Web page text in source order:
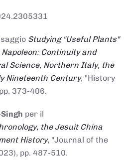
Studying "Useful Plants"
Continuity and
Science, Northern Italy, the
Nineteenth Century, "History
373-406.
per il
the Jesuit China
History, "Journal of the
pp. 487-510.